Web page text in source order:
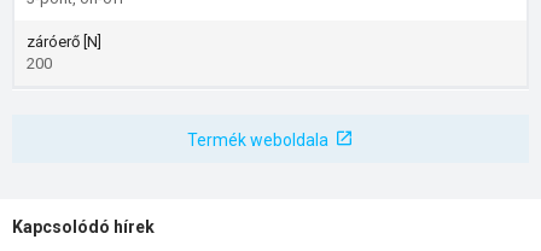
záróerő [N]
200
Termék weboldala
Kapcsolódó hírek